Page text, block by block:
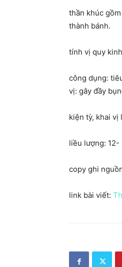
thần khúc
thành bánh.
tính vị quy
công dụng:
vị: gây đầy
kiện tỳ, khai vị
liều lượng: 12-
copy ghi
link bài viết: